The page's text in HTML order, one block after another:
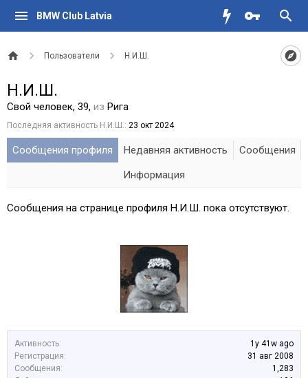
BMW Club Latvia
Пользователи Н.И.Ш.
Активность:
1y 41w ago
Регистрация:
31 авг 2008
Сообщения:
1,283
Н.И.Ш.
Свой человек, 39, из Рига
Последняя активность Н.И.Ш.: 23 окт 2024
Сообщения профиля Недавняя активность
Сообщения
Информация
Сообщения на странице профиля Н.И.Ш. пока отсутствуют.